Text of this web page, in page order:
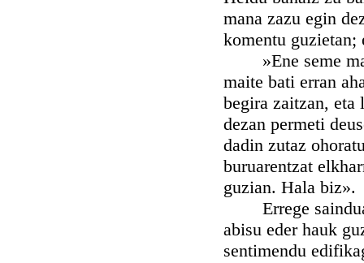
mana zazu egin
komentu guzietan;
»Ene seme
maite bati erran
begira zaitzan, eta
dezan permeti
dadin zutaz
buruarentzat
guzian. Hala biz».
Errege
abisu eder hauk
sentimendu